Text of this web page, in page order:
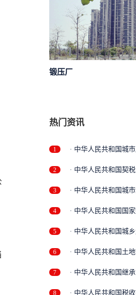
锻压厂
热门资讯
1 · 中华人民共和国城
2 · 中华人民共和国契
3 · 中华人民共和国城
4 · 中华人民共和国国
5 · 中华人民共和国城
6 · 中华人民共和国土
7 · 中华人民共和国继
8 · 中华人民共和国税